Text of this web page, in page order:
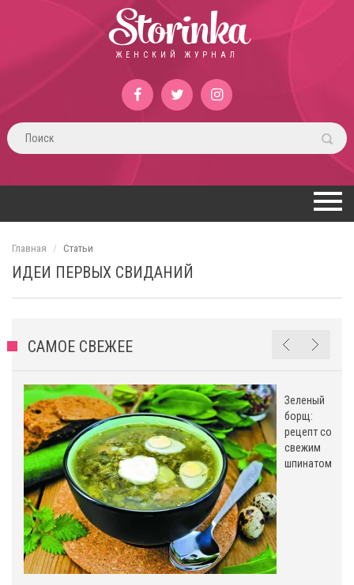
Storinka
ЖЕНСКИЙ ЖУРНАЛ
Главная Статьи
ИДЕИ ПЕРВЫХ СВИДАНИЙ
САМОЕ СВЕЖЕЕ
Зеленый
борщ:
рецепт со
свежим
шпинатом